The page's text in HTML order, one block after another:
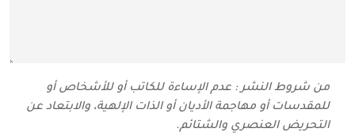
من شروط النشر : عدم الإساءة للكاتب أو للأشخاص أو
للمقدسات أو مهاجمة الأديان أو الذات الإلهية، والابتعاد عن
التحريض العنصري والشتائم‬.